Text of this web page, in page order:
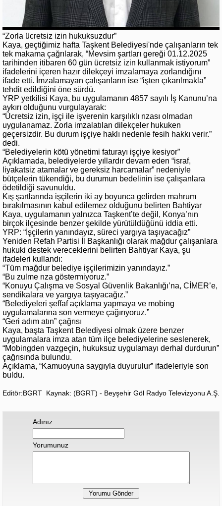
“Zorla ücretsiz izin hukuksuzdur”
Kaya, geçtiğimiz hafta Taşkent Belediyesi'nde çalışanların tek
tek makama çağrılarak, “Mevsim şartları gereği 01.12.2025
tarihinden itibaren 60 gün ücretsiz izin kullanmak istiyorum”
ifadelerini içeren hazır dilekçeyi imzalamaya zorlandığını
ifade etti. İmzalamayan çalışanların ise “işten çıkarılmakla”
tehdit edildiğini öne sürdü.
YRP yetkilisi Kaya, bu uygulamanın 4857 sayılı İş Kanunu’na
aykırı olduğunu vurgulayarak:
“Ücretsiz izin, işçi ile işverenin karşılıklı rızası olmadan
uygulanamaz. Zorla imzalatılan dilekçeler hukuken
geçersizdir. Bu durum işçiye haklı nedenle fesih hakkı verir.”
dedi.
“Belediyelerin kötü yönetimi faturayı işçiye kesiyor”
Açıklamada, belediyelerde yıllardır devam eden “israf,
liyakatsiz atamalar ve gereksiz harcamalar” nedeniyle
bütçelerin tükendiği, bu durumun bedelinin ise çalışanlara
ödetildiği savunuldu.
Kış şartlarında işçilerin iki ay boyunca gelirden mahrum
bırakılmasının kabul edilemez olduğunu belirten Bahtiyar
Kaya, uygulamanın yalnızca Taşkent’te değil, Konya’nın
birçok ilçesinde benzer şekilde yürütüldüğünü iddia etti.
YRP: “İşçilerin yanındayız, süreci yargıya taşıyacağız”
Yeniden Refah Partisi İl Başkanlığı olarak mağdur çalışanlara
hukuki destek vereceklerini belirten Bahtiyar Kaya, şu
ifadeleri kullandı:
“Tüm mağdur belediye işçilerimizin yanındayız.”
“Bu zulme rıza göstermiyoruz.”
“Konuyu Çalışma ve Sosyal Güvenlik Bakanlığı’na, CİMER’e,
sendikalara ve yargıya taşıyacağız.”
“Belediyeleri şeffaf açıklama yapmaya ve mobing
uygulamalarına son vermeye çağırıyoruz.”
“Geri adım atın” çağrısı
Kaya, başta Taşkent Belediyesi olmak üzere benzer
uygulamalara imza atan tüm ilçe belediyelerine seslenerek,
“Mobingden vazgeçin, hukuksuz uygulamayı derhal durdurun”
çağrısında bulundu.
Açıklama, “Kamuoyuna saygıyla duyurulur” ifadeleriyle son
buldu.
Editör:BGRT Kaynak: (BGRT) - Beyşehir Göl Radyo Televizyonu A.Ş.
Adınız
Yorumunuz